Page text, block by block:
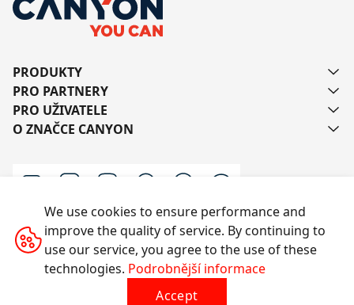
PRODUKTY
PRO PARTNERY
PRO UŽIVATELE
O ZNAČCE CANYON
Kontaktujte nás
Všechna práva vyhrazena © 2014-2026 CANYON
We use cookies to ensure performance and
improve the quality of service. By continuing to
use our service, you agree to the use of these
technologies. Podrobnější informace
Accept